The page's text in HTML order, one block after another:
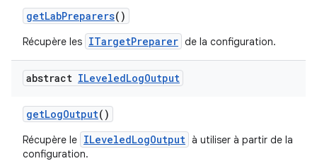
getLabPreparers()
Récupère les ITargetPreparer de la configuration.
abstract ILeveledLogOutput
getLogOutput()
Récupère le ILeveledLogOutput à utiliser à partir de la
configuration.